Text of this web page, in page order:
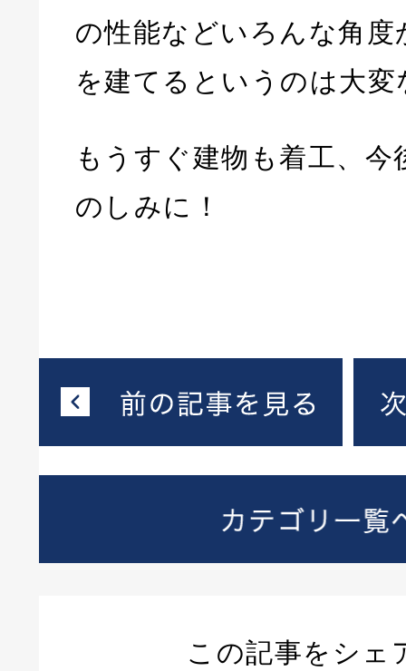
の性能などいろんな角度
を建てるというのは大
もうすぐ建物も着工、今
のしみに！
この記事をシェ